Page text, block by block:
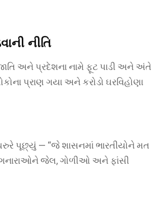
નીતિ
જાતિ અને પ્રદેશના નામે ફૂટ પાડી અને અંતે
પ્રાણ ગયા અને કરોડો ઘરવિહોણા
પૂછ્યું — “જે શાસનમાં ભારતીયોને મત
જેલ, ગોળીઓ અને ફાંસી